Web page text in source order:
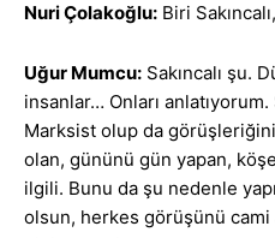
Nuri Çolakoğlu: Biri
Uğur Mumcu: Sakıncalı şu.
insanlar… Onları anlatıyorum.
Marksist olup da
olan, gününü gün yapan,
ilgili. Bunu da şu nedenle
olsun, herkes görüşünü cami